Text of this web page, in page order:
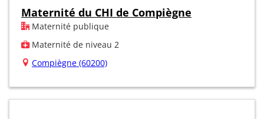
Maternité du CHI de Compiègne
Maternité publique
Maternité de niveau 2
Compiègne (60200)